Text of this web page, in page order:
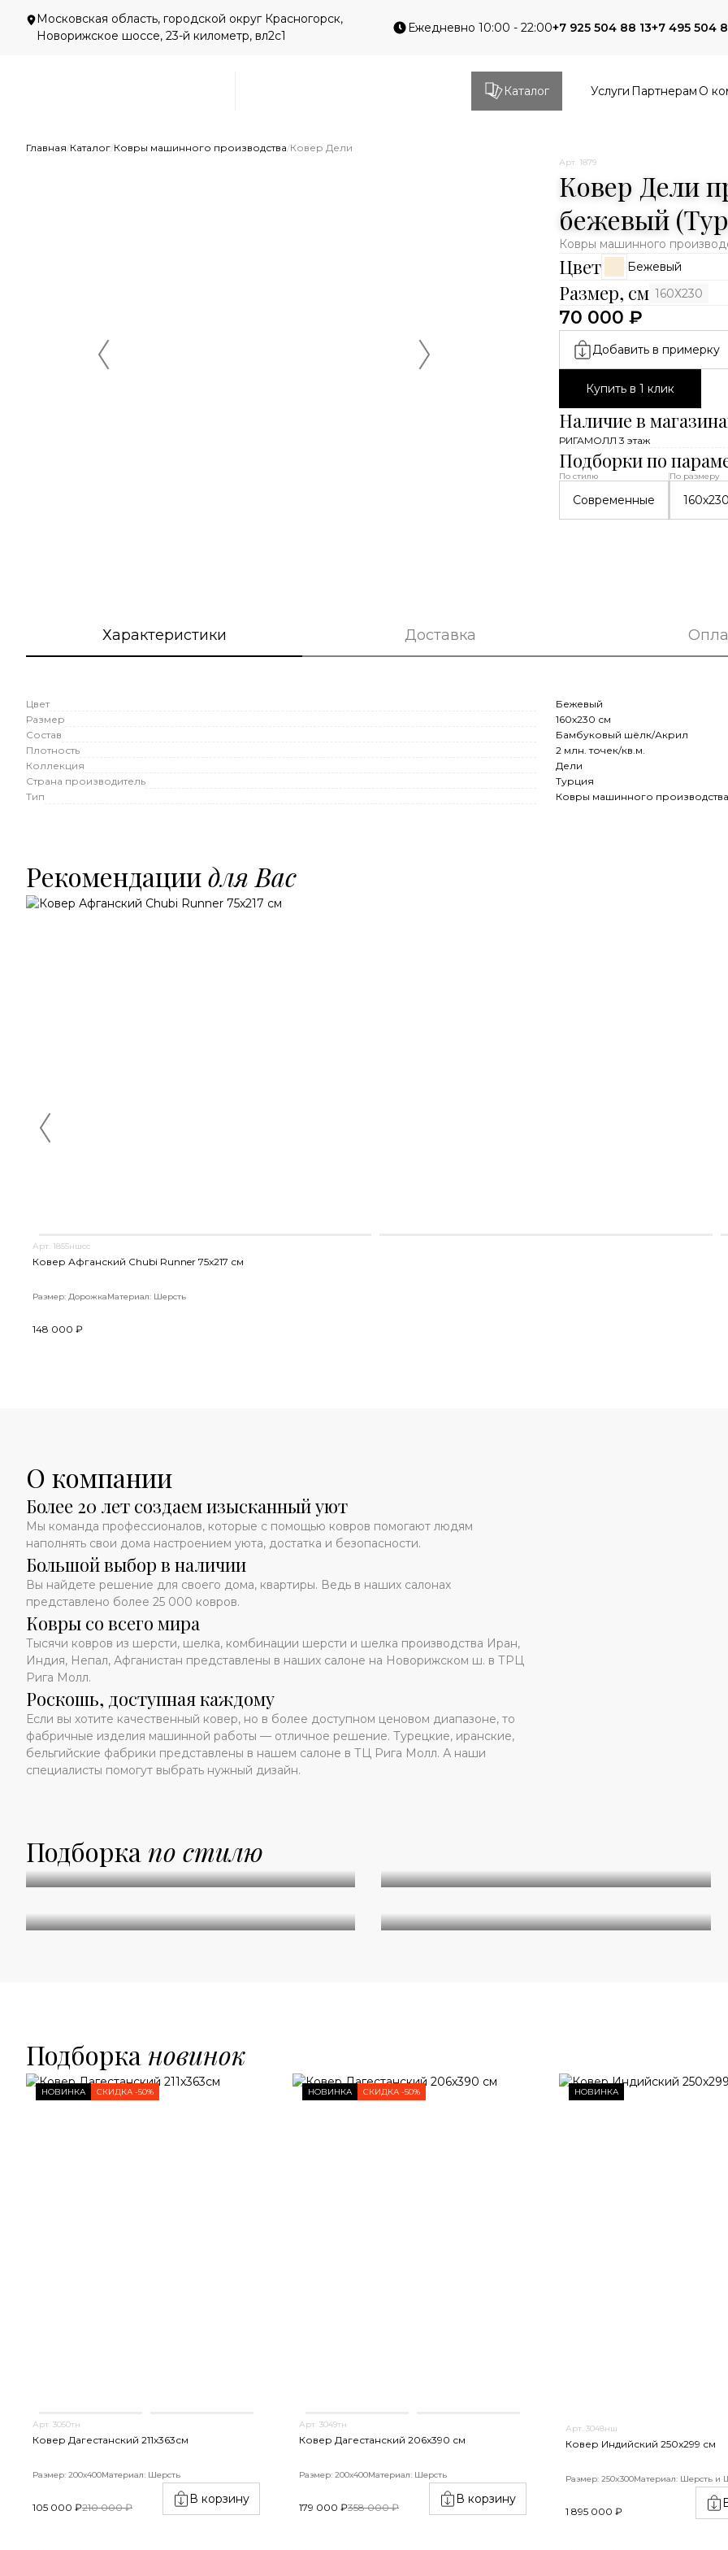
Московская область, городской округ Красногорск,
Новорижское шоссе, 23-й километр, вл2с1
Ежедневно 10:00 - 22:00+7 925 504 88 13+7 495 504
Каталог Услуги Партнерам О
Главная/Каталог/Ковры машинного производства/Ковер Дели
Арт. 1879
Ковер Дели
бежевый
Ковры машинного
Цвет Бежевый
Размер, см 160Х230
70 000 ₽
Добавить в примерку
Купить в 1 клик
Наличие в
РИГАМОЛЛ 3 этаж
Подборки по
По стилю
Современные
По размеру
160х230
Характеристики Доставка
Цвет
Бежевый
Размер
160х230 см
Состав
Бамбуковый шёлк/Акрил
Плотность
2 млн. точек/кв.м.
Коллекция
Дели
Страна производитель
Турция
Тип
Ковры машинного производства
Рекомендациидля Вас
Арт. 1855ншсс
Ковер Афганский Chubi Runner 75x217 см
Размер: ДорожкаМатериал: Шерсть
148 000 ₽
О компании
Более 20 лет создаем изысканный уют
Мы команда профессионалов, которые с помощью ковров помогают людям
наполнять свои дома настроением уюта, достатка и безопасности.
Большой выбор в наличии
Вы найдете решение для своего дома, квартиры. Ведь в наших салонах
представлено более 25 000 ковров.
Ковры со всего мира
Тысячи ковров из шерсти, шелка, комбинации шерсти и шелка производства Иран,
Индия, Непал, Афганистан представлены в наших салоне на Новорижском ш. в ТРЦ
Рига Молл.
Роскошь, доступная каждому
Если вы хотите качественный ковер, но в более доступном ценовом диапазоне, то
фабричные изделия машинной работы — отличное решение. Турецкие, иранские,
бельгийские фабрики представлены в нашем салоне в ТЦ Рига Молл. А наши
специалисты помогут выбрать нужный дизайн.
Подборка по стилю
Абстракция
Подборка новинок
НОВИНКА СКИДКА -50%
Арт. 3050тн
Ковер Дагестанский 211x363см
Размер: 200х400Материал: Шерсть
105 000 ₽210 000 ₽
В корзину
НОВИНКА СКИДКА -50%
Арт. 3049тн
Ковер Дагестанский 206x390 см
Размер: 200х400Материал: Шерсть
179 000 ₽358 000 ₽
В корзину
НОВИНКА
Арт. 3048нш
Ковер Индийский 250x299 см
Размер: 250x300Материал: Шерсть и
1 895 000 ₽